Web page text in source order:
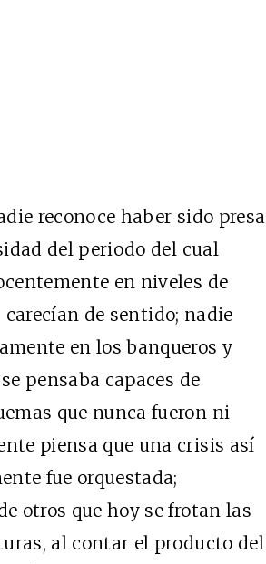
reconoce haber sido presa
del periodo del cual
en niveles de
carecían de sentido; nadie
en los banqueros y
pensaba capaces de
que nunca fueron ni
piensa que una crisis así
fue orquestada;
otros que hoy se frotan las
al contar el producto del